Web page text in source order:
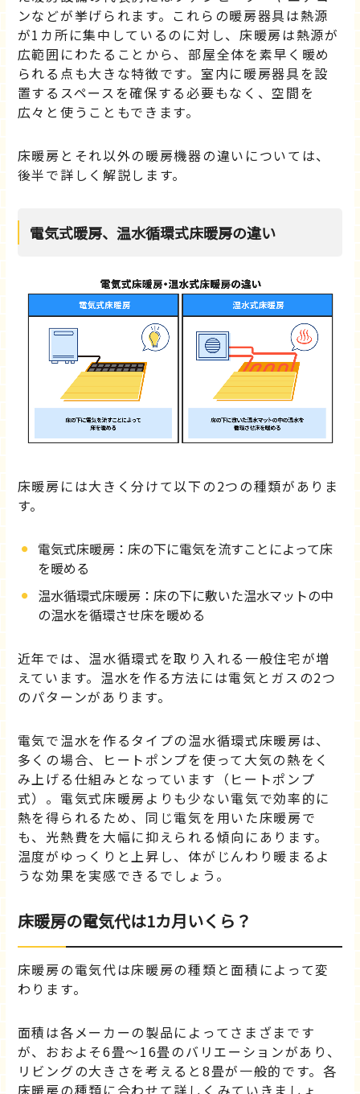
ンなどが挙げられます。これらの暖房器具は熱源
が1カ所に集中しているのに対し、床暖房は熱源が
広範囲にわたることから、部屋全体を素早く暖め
られる点も大きな特徴です。室内に暖房器具を設
置するスペースを確保する必要もなく、空間を
広々と使うこともできます。
床暖房とそれ以外の暖房機器の違いについては、
後半で詳しく解説します。
電気式暖房、温水循環式床暖房の違い
床暖房には大きく分けて以下の2つの種類がありま
す。
電気式床暖房：床の下に電気を流すことによって床
を暖める
温水循環式床暖房：床の下に敷いた温水マットの中
の温水を循環させ床を暖める
近年では、温水循環式を取り入れる一般住宅が増
えています。温水を作る方法には電気とガスの2つ
のパターンがあります。
電気で温水を作るタイプの温水循環式床暖房は、
多くの場合、ヒートポンプを使って大気の熱をく
み上げる仕組みとなっています（ヒートポンプ
式）。電気式床暖房よりも少ない電気で効率的に
熱を得られるため、同じ電気を用いた床暖房で
も、光熱費を大幅に抑えられる傾向にあります。
温度がゆっくりと上昇し、体がじんわり暖まるよ
うな効果を実感できるでしょう。
床暖房の電気代は1カ月いくら？
床暖房の電気代は床暖房の種類と面積によって変
わります。
面積は各メーカーの製品によってさまざまです
が、おおよそ6畳～16畳のバリエーションがあり、
リビングの大きさを考えると8畳が一般的です。各
床暖房の種類に合わせて詳しくみていきましょ